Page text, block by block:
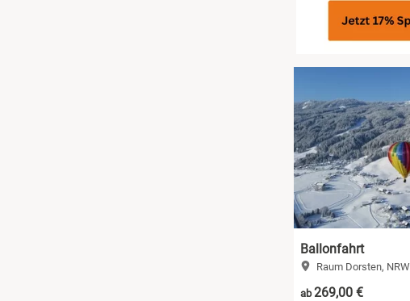
Ballonfahrt
Raum Dorsten, NRW
ab269,00 €